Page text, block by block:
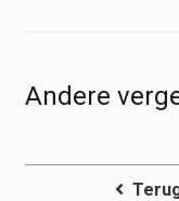
Andere